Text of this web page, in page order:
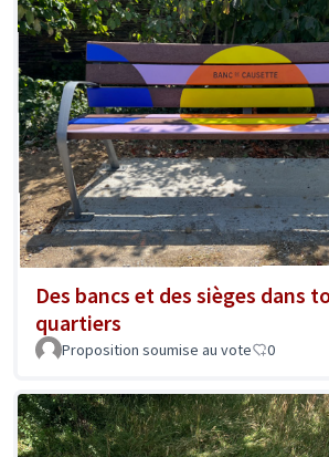
Des bancs et des sièges dans
quartiers
Proposition soumise au vote 0